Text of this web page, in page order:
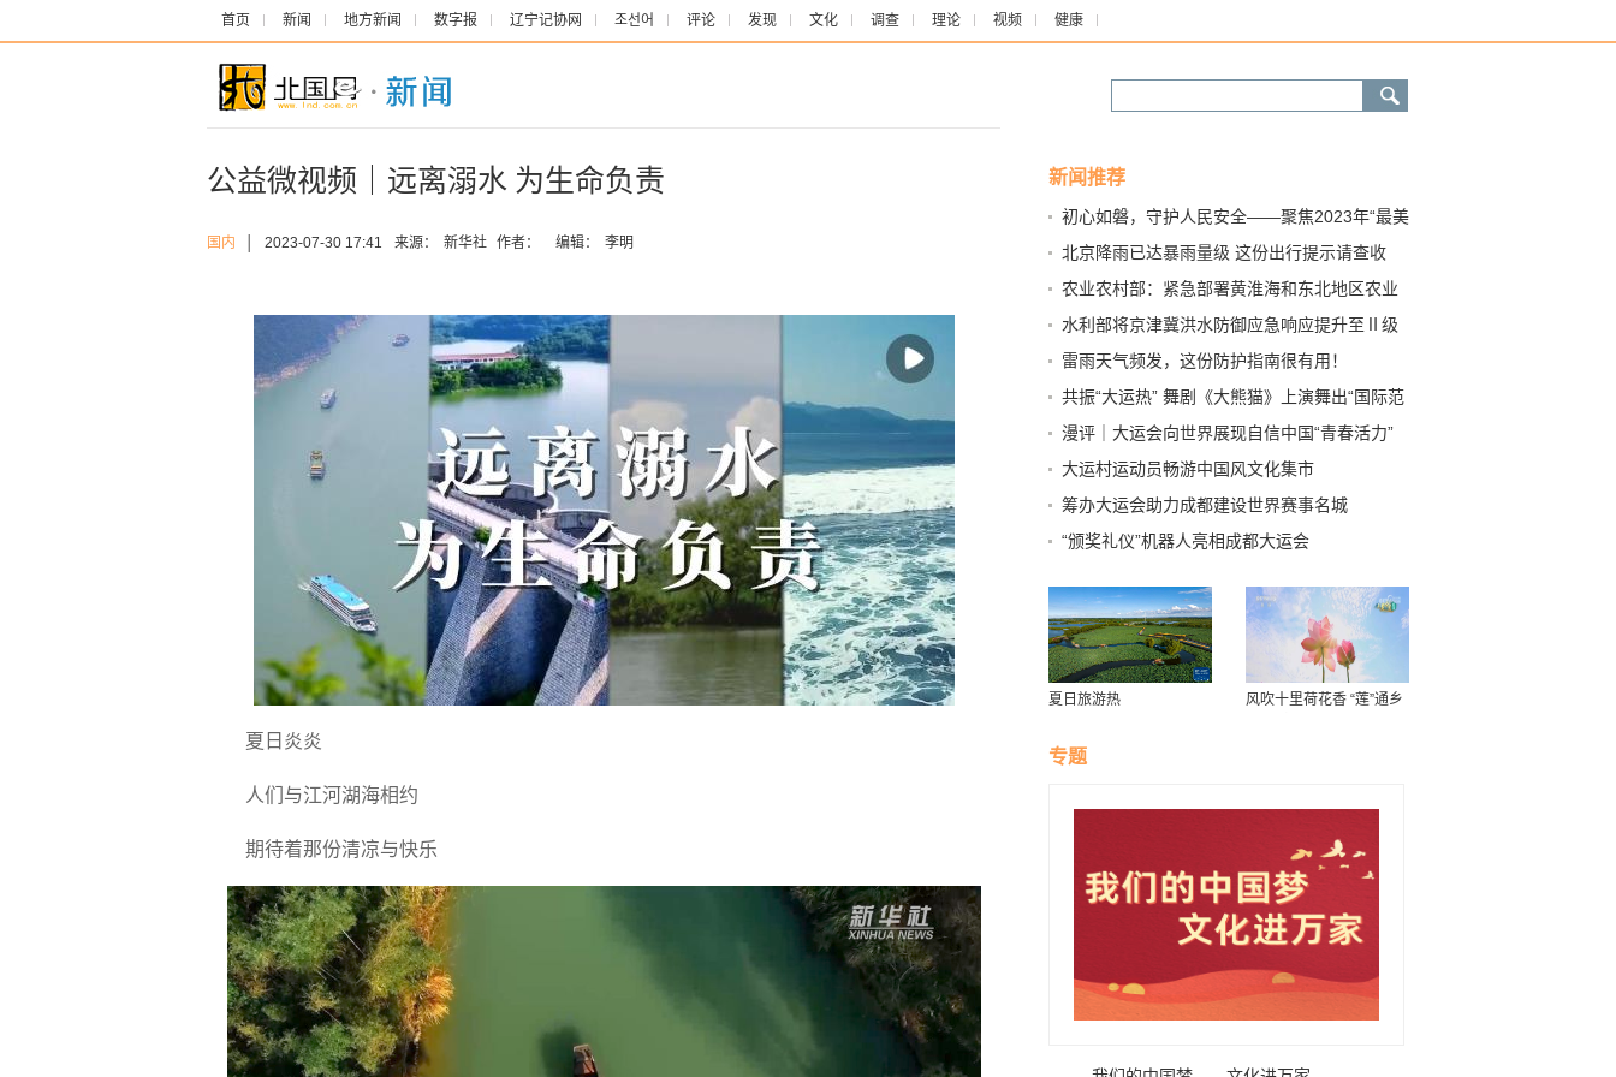
首页 新闻 地方新闻 数字报 辽宁记协网 조선어 评论 发现 文化 调查 理论 视频 健康
公益微视频｜远离溺水 为生命负责
国内 2023-07-30 17:41 来源： 新华社 作者： 编辑： 李明
夏日炎炎
人们与江河湖海相约
期待着那份清凉与快乐
新闻推荐
初心如磐，守护人民安全——聚焦2023年“最美
应急管理工作者”
北京降雨已达暴雨量级 这份出行提示请查收
农业农村部：紧急部署黄淮海和东北地区农业
防汛救灾
水利部将京津冀洪水防御应急响应提升至Ⅱ级
雷雨天气频发，这份防护指南很有用！
共振“大运热” 舞剧《大熊猫》上演舞出“国际范
儿”
漫评｜大运会向世界展现自信中国“青春活力”
大运村运动员畅游中国风文化集市
筹办大运会助力成都建设世界赛事名城
“颁奖礼仪”机器人亮相成都大运会
夏日旅游热
风吹十里荷花香 “莲”通乡
专题